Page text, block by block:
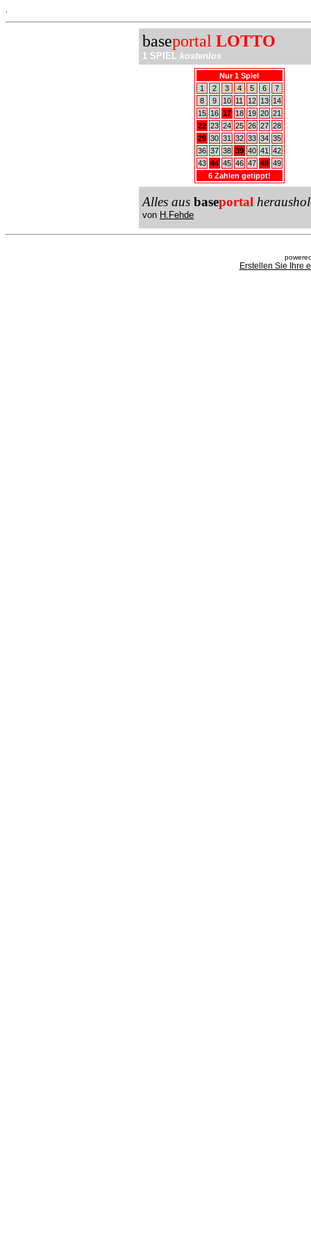
baseportal LOTTO
1 SPIEL kostenlos
Nur 1 Spiel
1
2 3 4 5 6
7
8
9 10 11 12 13
14
15
16 17 18 19 20 21
22 23 24 25 26 27 28
29 30 31 32 33 34 35
36 37 38 39 40 41
42
43 44 45 46 47 48 49
6 Zahlen getippt!
Alles aus baseportal
von H.Fehde
Erstellen Sie Ihre